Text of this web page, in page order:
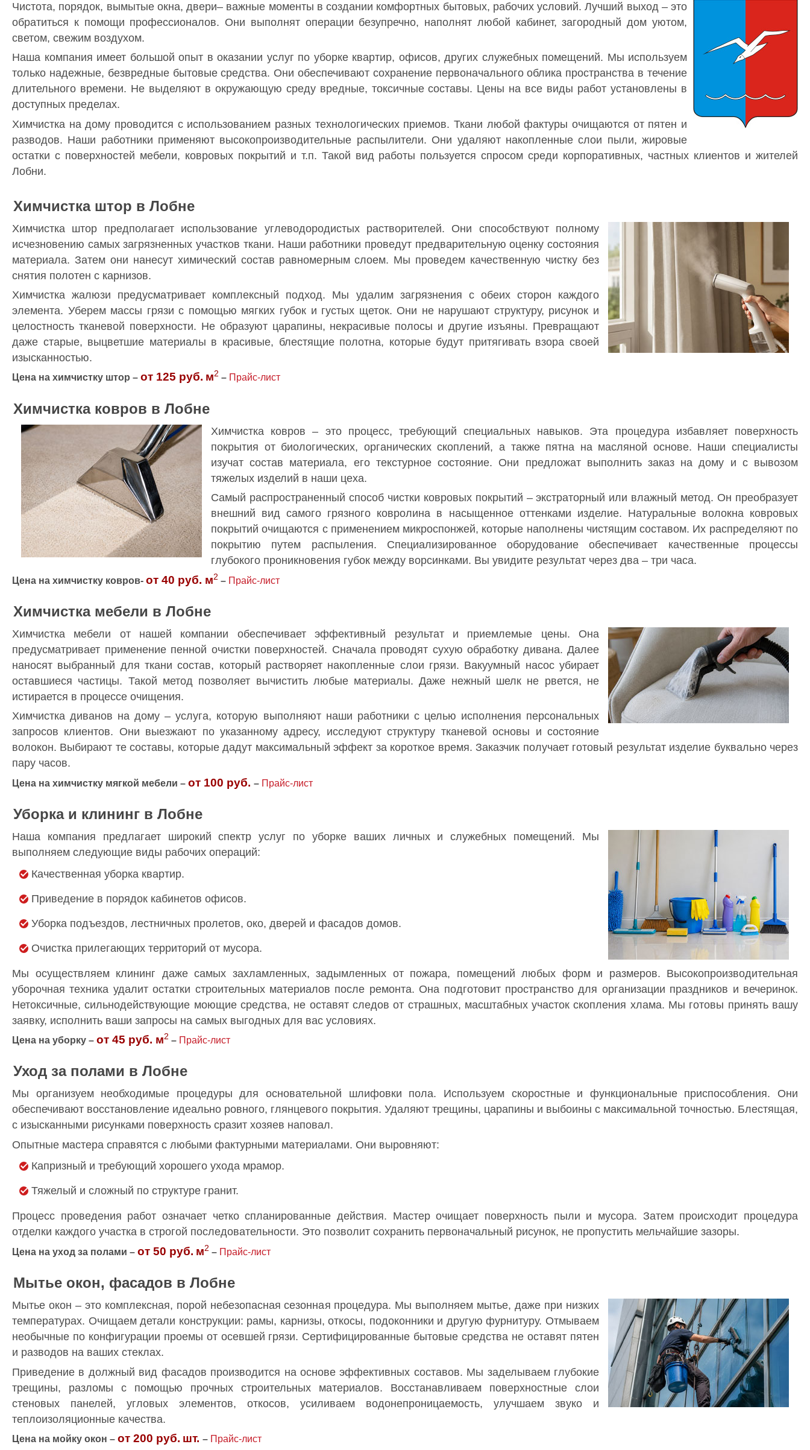
Чистота, порядок, вымытые окна, двери– важные моменты в создании комфортных бытовых, рабочих условий. Лучший выход – это
обратиться к помощи профессионалов. Они выполнят операции безупречно, наполнят любой кабинет, загородный дом уютом,
светом, свежим воздухом.
Наша компания имеет большой опыт в оказании услуг по уборке квартир, офисов, других служебных помещений. Мы используем
только надежные, безвредные бытовые средства. Они обеспечивают сохранение первоначального облика пространства в течение
длительного времени. Не выделяют в окружающую среду вредные, токсичные составы. Цены на все виды работ установлены в
доступных пределах.
Химчистка на дому проводится с использованием разных технологических приемов. Ткани любой фактуры очищаются от пятен и
разводов. Наши работники применяют высокопроизводительные распылители. Они удаляют накопленные слои пыли, жировые
остатки с поверхностей мебели, ковровых покрытий и т.п. Такой вид работы пользуется спросом среди корпоративных, частных клиентов и жителей
Лобни.
Химчистка штор в Лобне
Химчистка штор предполагает использование углеводородистых растворителей. Они способствуют полному
исчезновению самых загрязненных участков ткани. Наши работники проведут предварительную оценку состояния
материала. Затем они нанесут химический состав равномерным слоем. Мы проведем качественную чистку без
снятия полотен с карнизов.
Химчистка жалюзи предусматривает комплексный подход. Мы удалим загрязнения с обеих сторон каждого
элемента. Уберем массы грязи с помощью мягких губок и густых щеток. Они не нарушают структуру, рисунок и
целостность тканевой поверхности. Не образуют царапины, некрасивые полосы и другие изъяны. Превращают
даже старые, выцветшие материалы в красивые, блестящие полотна, которые будут притягивать взора своей
изысканностью.
Цена на химчистку штор – от 125 руб. м2 – Прайс-лист
Химчистка ковров в Лобне
Химчистка ковров – это процесс, требующий специальных навыков. Эта процедура избавляет поверхность
покрытия от биологических, органических скоплений, а также пятна на масляной основе. Наши специалисты
изучат состав материала, его текстурное состояние. Они предложат выполнить заказ на дому и с вывозом
тяжелых изделий в наши цеха.
Самый распространенный способ чистки ковровых покрытий – экстраторный или влажный метод. Он преобразует
внешний вид самого грязного ковролина в насыщенное оттенками изделие. Натуральные волокна ковровых
покрытий очищаются с применением микроспонжей, которые наполнены чистящим составом. Их распределяют по
покрытию путем распыления. Специализированное оборудование обеспечивает качественные процессы
глубокого проникновения губок между ворсинками. Вы увидите результат через два – три часа.
Цена на химчистку ковров- от 40 руб. м2 – Прайс-лист
Химчистка мебели в Лобне
Химчистка мебели от нашей компании обеспечивает эффективный результат и приемлемые цены. Она
предусматривает применение пенной очистки поверхностей. Сначала проводят сухую обработку дивана. Далее
наносят выбранный для ткани состав, который растворяет накопленные слои грязи. Вакуумный насос убирает
оставшиеся частицы. Такой метод позволяет вычистить любые материалы. Даже нежный шелк не рвется, не
истирается в процессе очищения.
Химчистка диванов на дому – услуга, которую выполняют наши работники с целью исполнения персональных
запросов клиентов. Они выезжают по указанному адресу, исследуют структуру тканевой основы и состояние
волокон. Выбирают те составы, которые дадут максимальный эффект за короткое время. Заказчик получает готовый результат изделие буквально через
пару часов.
Цена на химчистку мягкой мебели – от 100 руб. – Прайс-лист
Уборка и клининг в Лобне
Наша компания предлагает широкий спектр услуг по уборке ваших личных и служебных помещений. Мы
выполняем следующие виды рабочих операций:
Качественная уборка квартир.
Приведение в порядок кабинетов офисов.
Уборка подъездов, лестничных пролетов, око, дверей и фасадов домов.
Очистка прилегающих территорий от мусора.
Мы осуществляем клининг даже самых захламленных, задымленных от пожара, помещений любых форм и размеров. Высокопроизводительная
уборочная техника удалит остатки строительных материалов после ремонта. Она подготовит пространство для организации праздников и вечеринок.
Нетоксичные, сильнодействующие моющие средства, не оставят следов от страшных, масштабных участок скопления хлама. Мы готовы принять вашу
заявку, исполнить ваши запросы на самых выгодных для вас условиях.
Цена на уборку – от 45 руб. м2 – Прайс-лист
Уход за полами в Лобне
Мы организуем необходимые процедуры для основательной шлифовки пола. Используем скоростные и функциональные приспособления. Они
обеспечивают восстановление идеально ровного, глянцевого покрытия. Удаляют трещины, царапины и выбоины с максимальной точностью. Блестящая,
с изысканными рисунками поверхность сразит хозяев наповал.
Опытные мастера справятся с любыми фактурными материалами. Они выровняют:
Капризный и требующий хорошего ухода мрамор.
Тяжелый и сложный по структуре гранит.
Процесс проведения работ означает четко спланированные действия. Мастер очищает поверхность пыли и мусора. Затем происходит процедура
отделки каждого участка в строгой последовательности. Это позволит сохранить первоначальный рисунок, не пропустить мельчайшие зазоры.
Цена на уход за полами – от 50 руб. м2 – Прайс-лист
Мытье окон, фасадов в Лобне
Мытье окон – это комплексная, порой небезопасная сезонная процедура. Мы выполняем мытье, даже при низких
температурах. Очищаем детали конструкции: рамы, карнизы, откосы, подоконники и другую фурнитуру. Отмываем
необычные по конфигурации проемы от осевшей грязи. Сертифицированные бытовые средства не оставят пятен
и разводов на ваших стеклах.
Приведение в должный вид фасадов производится на основе эффективных составов. Мы заделываем глубокие
трещины, разломы с помощью прочных строительных материалов. Восстанавливаем поверхностные слои
стеновых панелей, угловых элементов, откосов, усиливаем водонепроницаемость, улучшаем звуко и
теплоизоляционные качества.
Цена на мойку окон – от 200 руб. шт. – Прайс-лист